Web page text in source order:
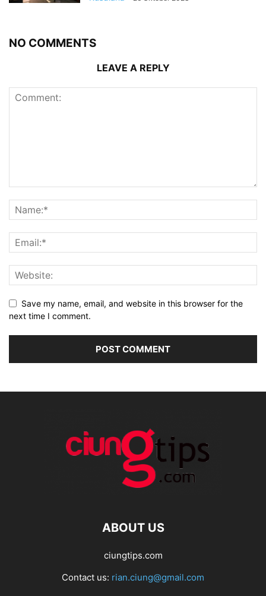
NO COMMENTS
LEAVE A REPLY
Save my name, email, and website in this browser for the
next time I comment.
ABOUT US
ciungtips.com
Contact us: rian.ciung@gmail.com